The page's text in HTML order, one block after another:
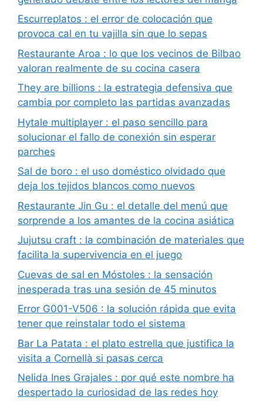
Escurreplatos : el error de colocación que
provoca cal en tu vajilla sin que lo sepas
Restaurante Aroa : lo que los vecinos de Bilbao
valoran realmente de su cocina casera
They are billions : la estrategia defensiva que
cambia por completo las partidas avanzadas
Hytale multiplayer : el paso sencillo para
solucionar el fallo de conexión sin esperar
parches
Sal de boro : el uso doméstico olvidado que
deja los tejidos blancos como nuevos
Restaurante Jin Gu : el detalle del menú que
sorprende a los amantes de la cocina asiática
Jujutsu craft : la combinación de materiales que
facilita la supervivencia en el juego
Cuevas de sal en Móstoles : la sensación
inesperada tras una sesión de 45 minutos
Error G001-V506 : la solución rápida que evita
tener que reinstalar todo el sistema
Bar La Patata : el plato estrella que justifica la
visita a Cornellà si pasas cerca
Nelida Ines Grajales : por qué este nombre ha
despertado la curiosidad de las redes hoy